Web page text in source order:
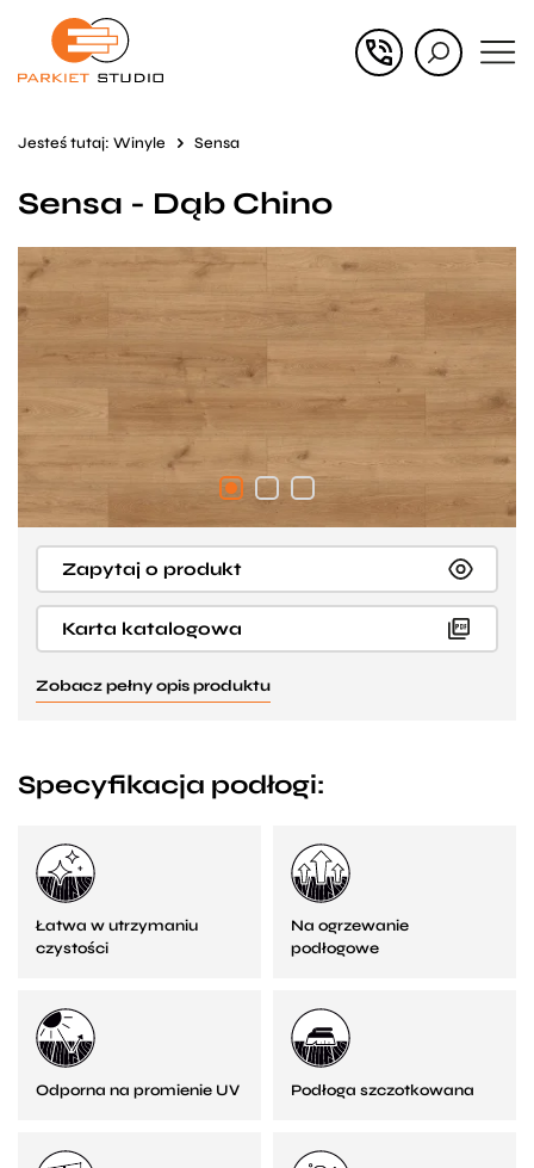
Przejdź
Przejdź
stopce
Jesteś tutaj: Winyle Sensa
Sensa - Dąb Chino
Zapytaj o produkt
Karta katalogowa
Zobacz pełny opis produktu
Specyfikacja podłogi:
Łatwa w utrzymaniu
czystości
Na ogrzewanie
podłogowe
Odporna na promienie UV Podłoga szczotkowana